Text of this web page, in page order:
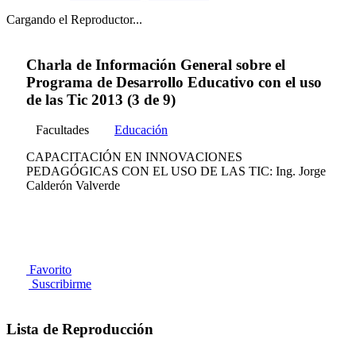
Cargando el Reproductor...
Charla de Información General sobre el
Programa de Desarrollo Educativo con el uso
de las Tic 2013 (3 de 9)
Facultades
Educación
CAPACITACIÓN EN INNOVACIONES
PEDAGÓGICAS CON EL USO DE LAS TIC: Ing. Jorge
Calderón Valverde
Favorito
Suscribirme
Lista de Reproducción